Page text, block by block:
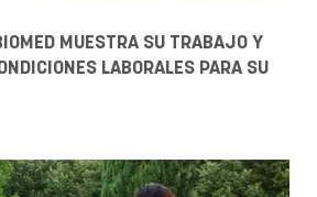
MUESTRA SU TRABAJO Y
LABORALES PARA SU